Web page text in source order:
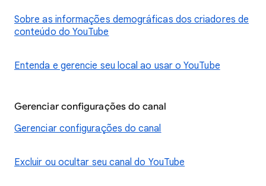
Sobre as informações demográficas dos criadores de
conteúdo do YouTube
Entenda e gerencie seu local ao usar o YouTube
Gerenciar configurações do canal
Gerenciar configurações do canal
Excluir ou ocultar seu canal do YouTube